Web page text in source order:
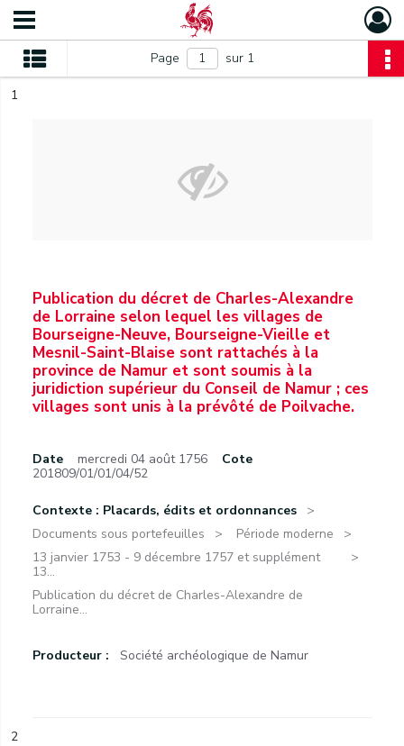
Page sur 1
1
Publication du décret de Charles-Alexandre
de Lorraine selon lequel les villages de
Bourseigne-Neuve, Bourseigne-Vieille et
Mesnil-Saint-Blaise sont rattachés à la
province de Namur et sont soumis à la
juridiction supérieur du Conseil de Namur ; ces
villages sont unis à la prévôté de Poilvache.
Date mercredi 04 août 1756
Cote
201809/01/01/04/52
Contexte : Placards, édits et ordonnances
Documents sous portefeuilles
Période moderne
13 janvier 1753 - 9 décembre 1757 et supplément
13...
Publication du décret de Charles-Alexandre de
Lorraine...
Producteur : Société archéologique de Namur
2